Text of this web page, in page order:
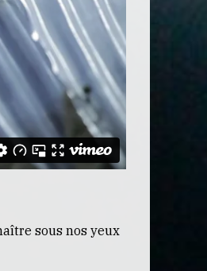
sous nos yeux